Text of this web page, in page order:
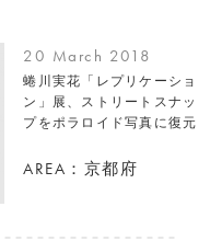
20 March 2018
蜷川実花「レプリケーショ
ン」展、ストリートスナッ
プをポラロイド写真に復元
AREA：京都府